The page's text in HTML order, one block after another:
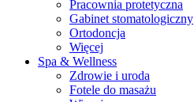
Pracownia protetyczna
Gabinet stomatologiczny
Ortodoncja
Więcej
Spa & Wellness
Zdrowie i uroda
Fotele do masażu